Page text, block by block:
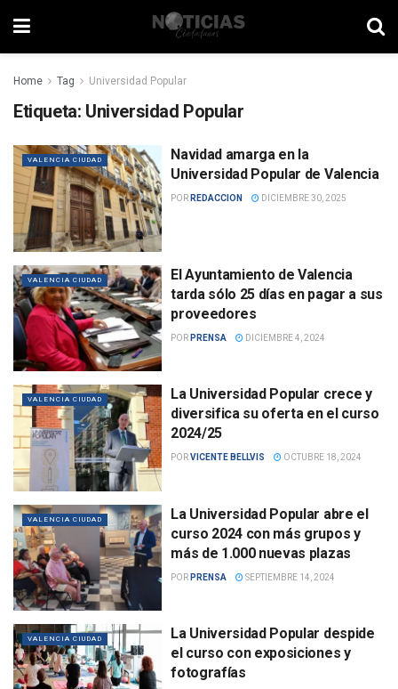
Home Tag Universidad Popular
Etiqueta: Universidad Popular
VALENCIA CIUDAD
Navidad amarga en la
Universidad Popular de Valencia
POR REDACCION DICIEMBRE 30, 2025
VALENCIA CIUDAD
El Ayuntamiento de Valencia
tarda sólo 25 días en pagar a sus
proveedores
POR PRENSA DICIEMBRE 4, 2024
VALENCIA CIUDAD
La Universidad Popular crece y
diversifica su oferta en el curso
2024/25
PORVICENTE BELLVIS OCTUBRE 18, 2024
VALENCIA CIUDAD
La Universidad Popular abre el
curso 2024 con más grupos y
más de 1.000 nuevas plazas
POR PRENSA SEPTIEMBRE 14, 2024
VALENCIA CIUDAD
La Universidad Popular despide
el curso con exposiciones y
fotografías